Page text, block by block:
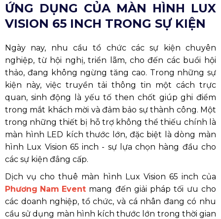
ỨNG DỤNG CỦA MÀN HÌNH LUX
VISION 65 INCH TRONG SỰ KIỆN
Ngày nay, nhu cầu tổ chức các sự kiện chuyên
nghiệp, từ hội nghị, triển lãm, cho đến các buổi hội
thảo, đang không ngừng tăng cao. Trong những sự
kiện này, việc truyền tải thông tin một cách trực
quan, sinh động là yếu tố then chốt giúp ghi điểm
trong mắt khách mời và đảm bảo sự thành công. Một
trong những thiết bị hỗ trợ không thể thiếu chính là
màn hình LED kích thước lớn, đặc biệt là dòng màn
hình Lux Vision 65 inch - sự lựa chọn hàng đầu cho
các sự kiện đẳng cấp.
Dịch vụ cho thuê màn hình Lux Vision 65 inch của
Phương Nam Event mang đến giải pháp tối ưu cho
các doanh nghiệp, tổ chức, và cá nhân đang có nhu
cầu sử dụng màn hình kích thước lớn trong thời gian